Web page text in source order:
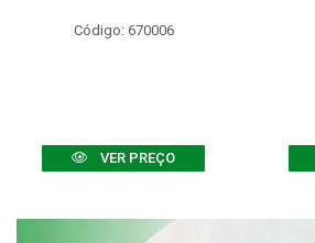
Código: 670006
VER PREÇO